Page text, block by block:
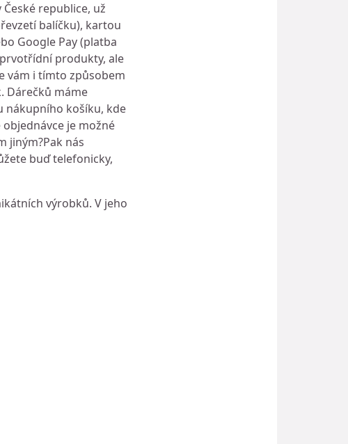
republice, už
balíčku), kartou
Google Pay (platba
produkty, ale
vám i tímto způsobem
Dárečků máme
nákupního košíku, kde
je možné
jiným?Pak nás
buď telefonicky,
výrobků. V jeho